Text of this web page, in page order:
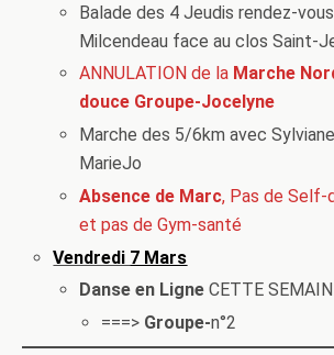
Balade des 4 Jeudis rendez-
Milcendeau face au clos Saint-
ANNULATION de la Marche
douce Groupe-Jocelyne
Marche des 5/6km avec
MarieJo
Absence de Marc, Pas de Self-
et pas de Gym-santé
Vendredi 7 Mars
Danse en Ligne CETTE
===> Groupe-n°2